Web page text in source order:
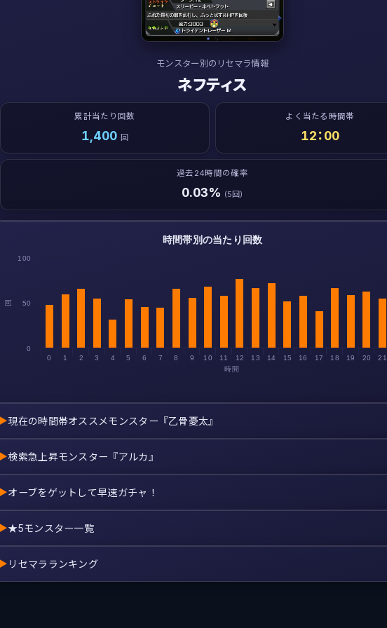
モンスター別のリセマラ情報
ネフティス
累計当たり回数
1,400 回
よく当たる時間帯
12：00
過去24時間の確率
0.03% (5回)
時間
回
時間帯別の当たり回数
0 1 2 3 4 5 6 7 8 9 10 11 12 13 14 15 16 17 18 19 20 21
0
50
100
▶現在の時間帯オススメモンスター『乙骨憂太』
▶検索急上昇モンスター『アルカ』
▶オーブをゲットして早速ガチャ！
▶★5モンスター一覧
▶ リセマラランキング